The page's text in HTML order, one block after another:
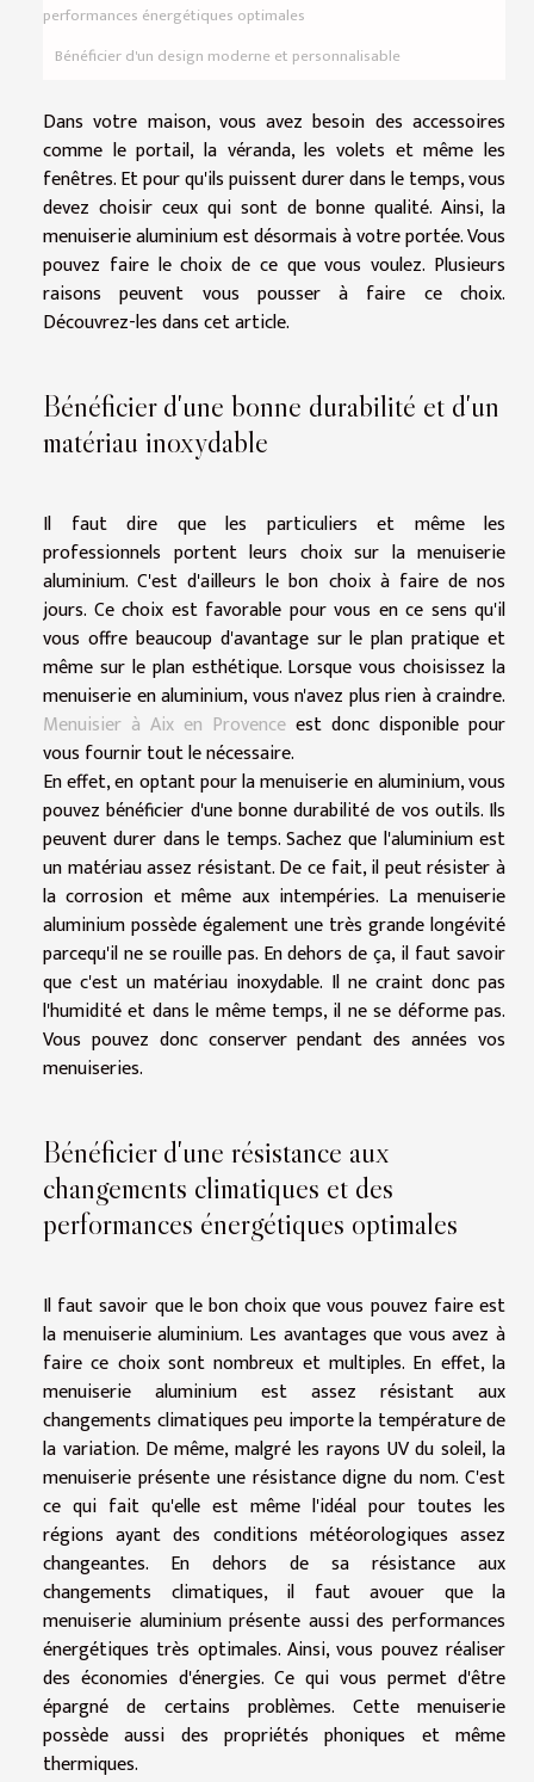
performances énergétiques optimales
Bénéficier d'un design moderne et personnalisable
Dans votre maison, vous avez besoin des accessoires
comme le portail, la véranda, les volets et même les
fenêtres. Et pour qu'ils puissent durer dans le temps, vous
devez choisir ceux qui sont de bonne qualité. Ainsi, la
menuiserie aluminium est désormais à votre portée. Vous
pouvez faire le choix de ce que vous voulez. Plusieurs
raisons peuvent vous pousser à faire ce choix.
Découvrez-les dans cet article.
Bénéficier d'une bonne durabilité et d'un
matériau inoxydable
Il faut dire que les particuliers et même les
professionnels portent leurs choix sur la menuiserie
aluminium. C'est d'ailleurs le bon choix à faire de nos
jours. Ce choix est favorable pour vous en ce sens qu'il
vous offre beaucoup d'avantage sur le plan pratique et
même sur le plan esthétique. Lorsque vous choisissez la
menuiserie en aluminium, vous n'avez plus rien à craindre.
Menuisier à Aix en Provence est donc disponible pour
vous fournir tout le nécessaire.
En effet, en optant pour la menuiserie en aluminium, vous
pouvez bénéficier d'une bonne durabilité de vos outils. Ils
peuvent durer dans le temps. Sachez que l'aluminium est
un matériau assez résistant. De ce fait, il peut résister à
la corrosion et même aux intempéries. La menuiserie
aluminium possède également une très grande longévité
parcequ'il ne se rouille pas. En dehors de ça, il faut savoir
que c'est un matériau inoxydable. Il ne craint donc pas
l'humidité et dans le même temps, il ne se déforme pas.
Vous pouvez donc conserver pendant des années vos
menuiseries.
Bénéficier d'une résistance aux
changements climatiques et des
performances énergétiques optimales
Il faut savoir que le bon choix que vous pouvez faire est
la menuiserie aluminium. Les avantages que vous avez à
faire ce choix sont nombreux et multiples. En effet, la
menuiserie aluminium est assez résistant aux
changements climatiques peu importe la température de
la variation. De même, malgré les rayons UV du soleil, la
menuiserie présente une résistance digne du nom. C'est
ce qui fait qu'elle est même l'idéal pour toutes les
régions ayant des conditions météorologiques assez
changeantes. En dehors de sa résistance aux
changements climatiques, il faut avouer que la
menuiserie aluminium présente aussi des performances
énergétiques très optimales. Ainsi, vous pouvez réaliser
des économies d'énergies. Ce qui vous permet d'être
épargné de certains problèmes. Cette menuiserie
possède aussi des propriétés phoniques et même
thermiques.